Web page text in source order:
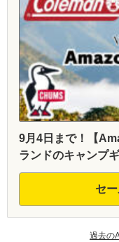
9月4日まで！【
ランドのキャンプ
セ
過去の